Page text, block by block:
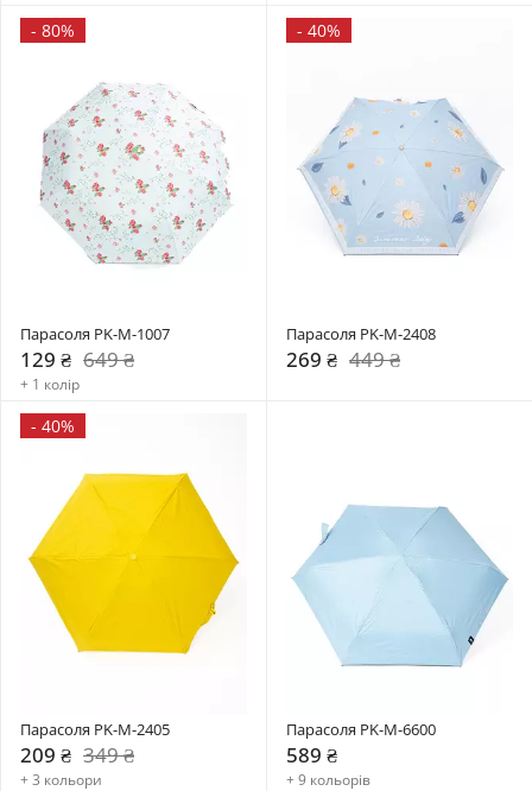
- 80%
Парасоля PK-M-1007
129 ₴ 649 ₴
+ 1 колір
- 40%
Парасоля PK-M-2408
269 ₴ 449 ₴
- 40%
Парасоля PK-M-2405
209 ₴ 349 ₴
+ 3 кольори
Парасоля PK-M-6600
589 ₴
+ 9 кольорів